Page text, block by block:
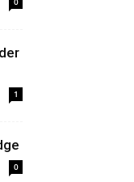
1
0